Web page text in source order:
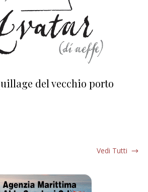
del vecchio porto
Vedi Tutti